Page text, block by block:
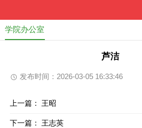
学院办公室
芦洁
发布时间：2026-03-05 16:33:46
上一篇： 王昭
下一篇： 王志英